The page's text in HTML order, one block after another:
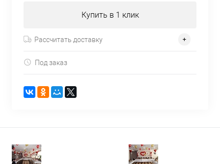
Купить в 1 клик
Рассчитать доставку
Под заказ